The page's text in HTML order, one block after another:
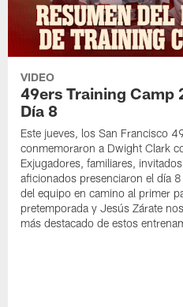
VIDEO
49ers Training Camp
Día 8
Este jueves, los San Francisco
conmemoraron a Dwight Clark
Exjugadores, familiares,
aficionados presenciaron el día
del equipo en camino al primer
pretemporada y Jesús Zárate
más destacado de estos